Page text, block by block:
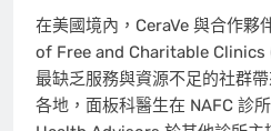
在美國境內，CeraVe 與合作
of Free and Charitable Clinics
最缺乏服務與資源不足的社群
各地，面板科醫生在 NAFC 診